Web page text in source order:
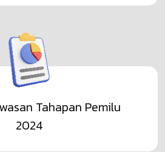
Pendidikan Pengawas
Kabupaten Sragen
Tahapan Pemilu
2024